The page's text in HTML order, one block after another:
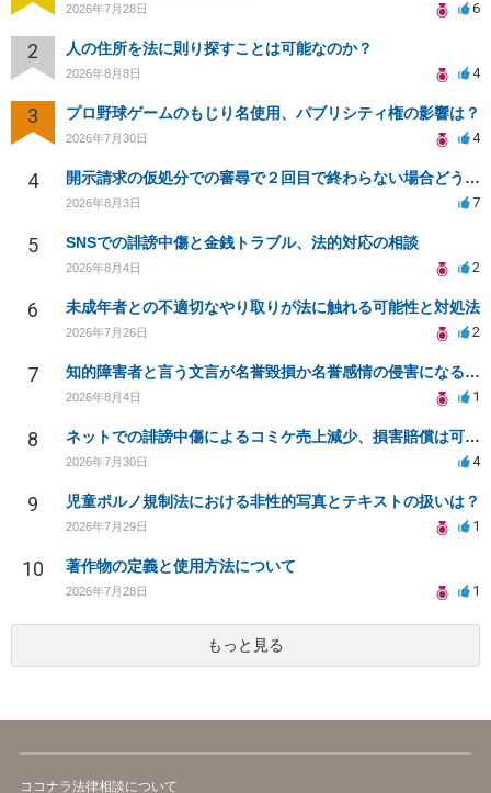
2026年7月28日 6
2 人の住所を法に則り探すことは可能なのか？
2026年8月8日 4
3 プロ野球ゲームのもじり名使用、パブリシティ権の影響は？
2026年7月30日 4
4 開示請求の仮処分での審尋で２回目で終わらない場合どうしたらいいですか
2026年8月3日 7
5 SNSでの誹謗中傷と金銭トラブル、法的対応の相談
2026年8月4日 2
6 未成年者との不適切なやり取りが法に触れる可能性と対処法
2026年7月26日 2
7 知的障害者と言う文言が名誉毀損か名誉感情の侵害になるか教えてほしい。
2026年8月4日 1
8 ネットでの誹謗中傷によるコミケ売上減少、損害賠償は可能か？
2026年7月30日 4
9 児童ポルノ規制法における非性的写真とテキストの扱いは？
2026年7月29日 1
10 著作物の定義と使用方法について
2026年7月28日 1
もっと見る
ココナラ法律相談について